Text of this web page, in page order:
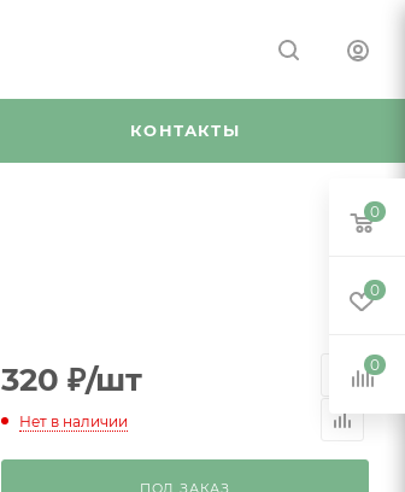
КОНТАКТЫ
320 ₽/шт
Нет в наличии
ПОД ЗАКАЗ
0
0
0